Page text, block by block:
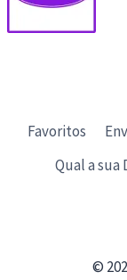
Favoritos
Qual a sua
©